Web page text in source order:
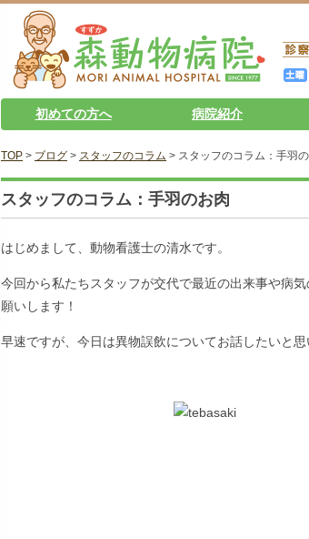
初めての方へ 病院紹介
TOP > ブログ > スタッフのコラム > スタッフのコラム：手羽
スタッフのコラム：手羽のお肉
はじめまして、動物看護士の清水です。
今回から私たちスタッフが交代で最近の出来事や病
願いします！
早速ですが、今日は異物誤飲についてお話したいと思